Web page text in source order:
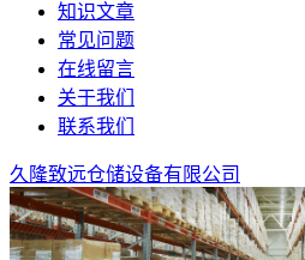
知识文章
常见问题
在线留言
关于我们
联系我们
久隆致远仓储设备有限公司